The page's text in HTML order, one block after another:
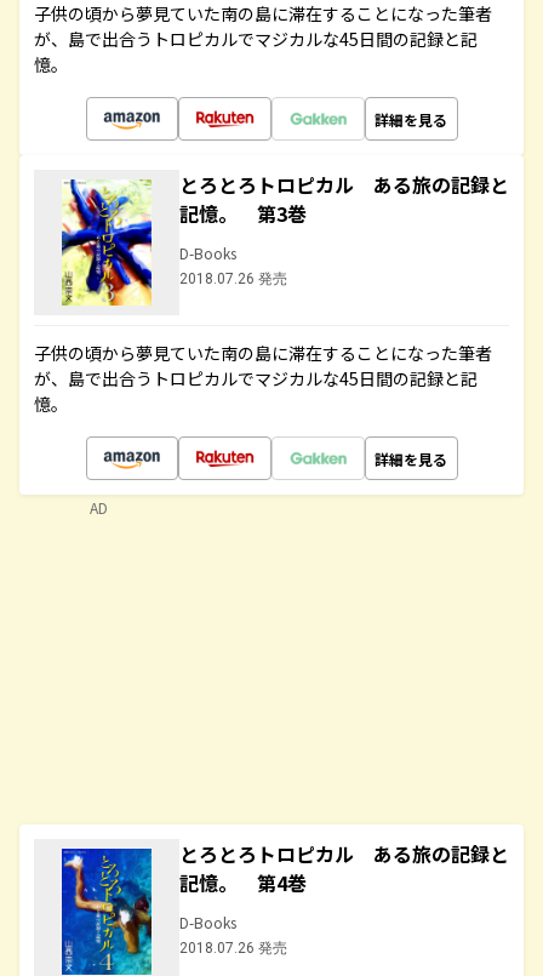
子供の頃から夢見ていた南の島に滞在することになった筆者
が、島で出合うトロピカルでマジカルな45日間の記録と記
憶。
詳細を見る
とろとろトロピカル ある旅の記録と
記憶。 第3巻
D-Books
2018.07.26 発売
子供の頃から夢見ていた南の島に滞在することになった筆者
が、島で出合うトロピカルでマジカルな45日間の記録と記
憶。
詳細を見る
とろとろトロピカル ある旅の記録と
記憶。 第4巻
D-Books
2018.07.26 発売
AD